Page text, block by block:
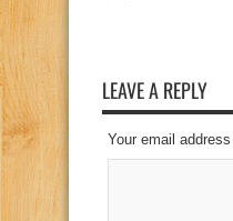
LEAVE A REPLY
Your email